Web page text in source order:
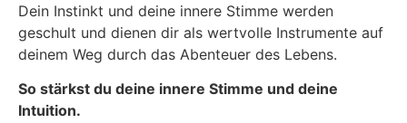
Dein Instinkt und deine innere Stimme werden
geschult und dienen dir als wertvolle Instrumente auf
deinem Weg durch das Abenteuer des Lebens.
So stärkst du deine innere Stimme und deine
Intuition.